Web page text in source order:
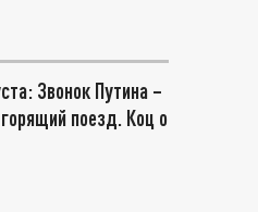
Звонок Путина –
поезд. Коц о